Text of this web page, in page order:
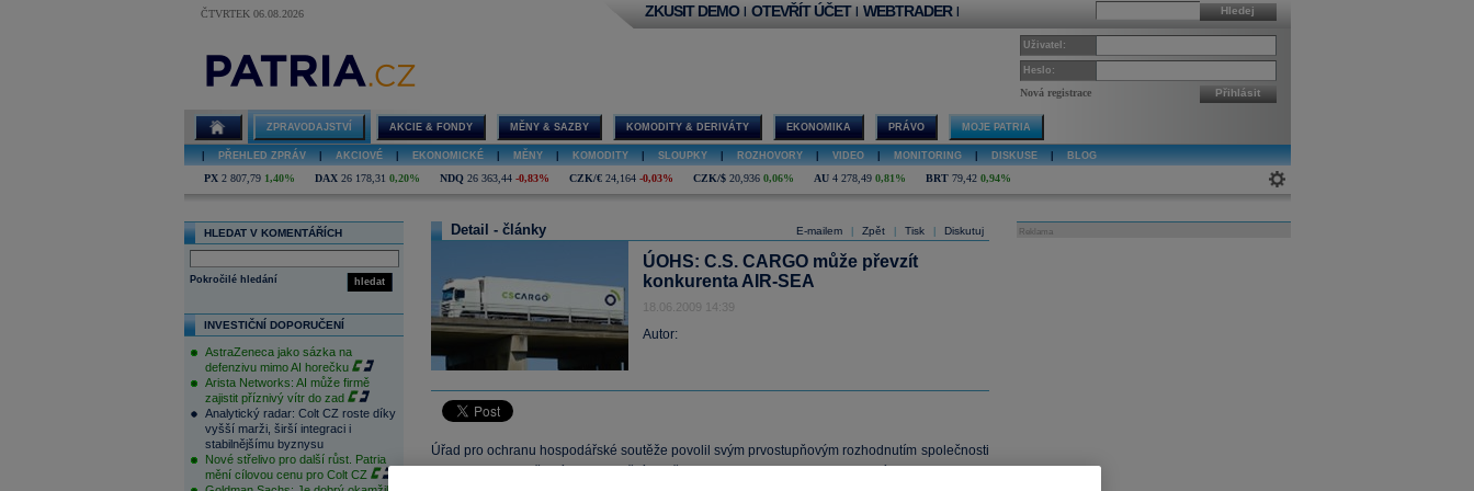
ČTVRTEK 06.08.2026 Hledej
ZKUSIT DEMO | OTEVŘÍT ÚČET | WEBTRADER |
Uživatel:
Heslo:
Nová registrace Přihlásit
ZPRAVODAJSTVÍ AKCIE & FONDY MĚNY & SAZBY KOMODITY & DERIVÁTY EKONOMIKA PRÁVO MOJE PATRIA
PŘEHLED ZPRÁV AKCIOVÉ EKONOMICKÉ MĚNY KOMODITY SLOUPKY ROZHOVORY VIDEO MONITORING DISKUSE BLOG
PX 2 807,79 1,40% DAX 26 178,31 0,20% NDQ 26 363,44 -0,83% CZK/€ 24,164 -0,03% CZK/$ 20,936 0,06% AU 4 278,49 0,81% BRT 79,42 0,94%
HLEDAT V KOMENTÁŘÍCH
hledat
Pokročilé hledání
INVESTIČNÍ DOPORUČENÍ
AstraZeneca jako sázka na
defenzivu mimo AI horečku
Arista Networks: AI může firmě
zajistit příznivý vítr do zad
Analytický radar: Colt CZ roste díky
vyšší marži, širší integraci i
stabilnějšímu byznysu
Nové střelivo pro další růst. Patria
mění cílovou cenu pro Colt CZ
E-mailem Zpět Tisk Diskutuj
Detail - články
ÚOHS: C.S. CARGO může převzít
konkurenta AIR-SEA
18.06.2009 14:39
Autor:
Úřad pro ochranu hospodářské soutěže povolil svým prvostupňovým rozhodnutím společnosti
Reklama